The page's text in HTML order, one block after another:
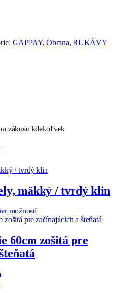
GAPPAY, Obrana, RUKÁVY
zákusu kdekoľvek
mäkký / tvrdý klin
€
možnostíTento
produkt
viacero
variantov.
60cm zošitá pre